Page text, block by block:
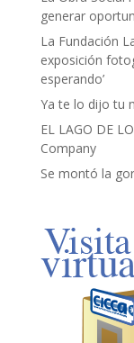
generar
La Fundación
exposición
esperando’
Ya te lo dijo tu
EL LAGO DE
Company
Se montó la